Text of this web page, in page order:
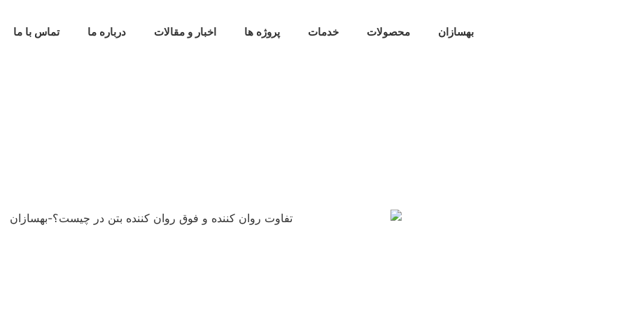
بهسازان محصولات خدمات پروژه ها اخبار و مقالات درباره ما تماس با ما